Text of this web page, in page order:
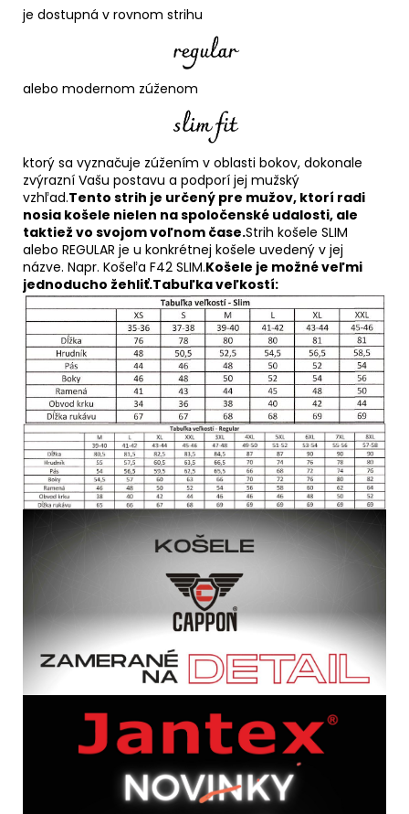
je dostupná v rovnom strihu
alebo modernom zúženom
ktorý sa vyznačuje zúžením v oblasti bokov, dokonale
zvýrazní Vašu postavu a podporí jej mužský
vzhľad.Tento strih je určený pre mužov, ktorí radi
nosia košele nielen na spoločenské udalosti, ale
taktiež vo svojom voľnom čase.Strih košele SLIM
alebo REGULAR je u konkrétnej košele uvedený v jej
názve. Napr. Košeľa F42 SLIM.Košele je možné veľmi
jednoducho žehliť.Tabuľka veľkostí: